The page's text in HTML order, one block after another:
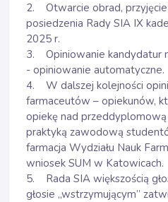
2. Otwarcie obrad, przyjęcie
posiedzenia Rady SIA IX
2025 r.
3. Opiniowanie kandydatur
- opiniowanie automatyczne.
4. W dalszej kolejności
farmaceutów – opiekunów,
opiekę nad przeddyplomową
praktyką zawodową
farmacja Wydziału Nauk
wniosek SUM w Katowicach.
5. Rada SIA większością
głosie „wstrzymującym”